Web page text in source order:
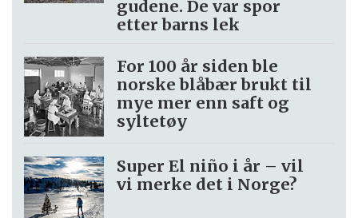
gudene. De var spor
etter barns lek
For 100 år siden ble
norske blåbær brukt til
mye mer enn saft og
syltetøy
Super El niño i år – vil
vi merke det i Norge?